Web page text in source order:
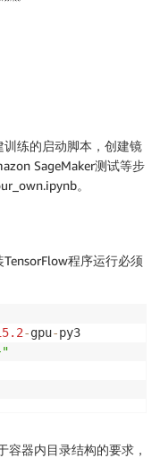
练的启动脚本，创建镜
SageMaker测试等步
。
程序运行必须
.2-gpu-py3
容器内目录结构的要求，